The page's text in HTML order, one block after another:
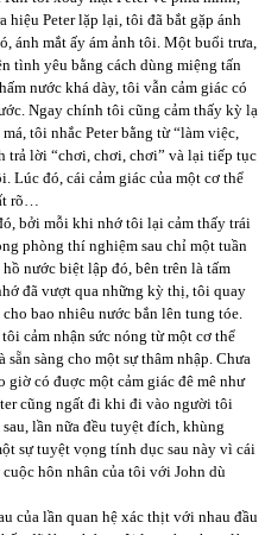
hiệu Peter lặp lại, tôi đã bắt gặp ánh
ánh mắt ấy ám ảnh tôi. Một buổi trưa,
tình yêu bằng cách dùng miệng tấn
nước khá dày, tôi vẫn cảm giác có
Ngay chính tôi cũng cảm thấy kỳ lạ
tôi nhắc Peter bằng từ “làm việc,
trả lời “chơi, chơi, chơi” và lại tiếp tục
Lúc đó, cái cảm giác của một cơ thể
rõ…
bởi mỗi khi nhớ tôi lại cảm thấy trái
phòng thí nghiệm sau chỉ một tuần
nước biệt lập đó, bên trên là tấm
đã vượt qua những kỳ thị, tôi quay
bao nhiêu nước bắn lên tung tóe.
cảm nhận sức nóng từ một cơ thể
sàng cho một sự thâm nhập. Chưa
giờ có đuợc một cảm giác đê mê như
cũng ngất đi khi đi vào người tôi
lần nữa đều tuyệt đích, khùng
sự tuyệt vọng tính dục sau này vì cái
hôn nhân của tôi với John dù
của lần quan hệ xác thịt với nhau đầu